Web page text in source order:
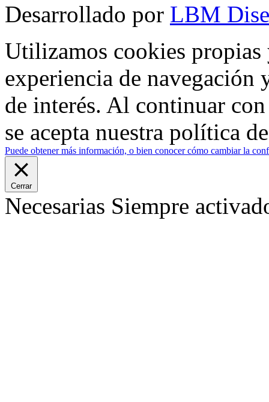
Desarrollado por LBM
Utilizamos cookies propias
experiencia de
de interés. Al continuar
se acepta nuestra política
Puede obtener más información, o bien conocer cómo cambiar la
Cerrar
Necesarias Siempre